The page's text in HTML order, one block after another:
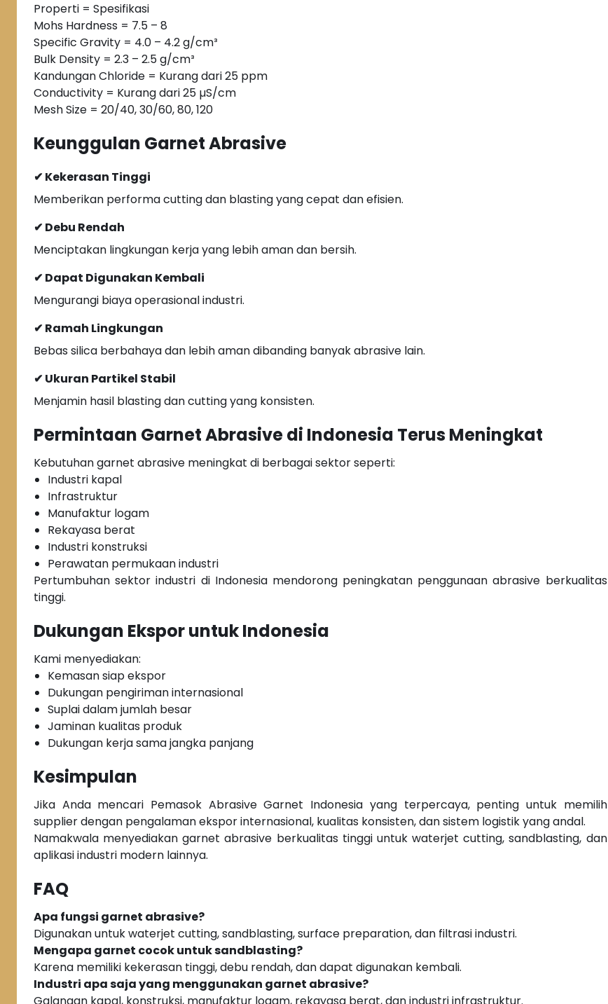
Properti = Spesifikasi
Mohs Hardness = 7.5 – 8
Specific Gravity = 4.0 – 4.2 g/cm³
Bulk Density = 2.3 – 2.5 g/cm³
Kandungan Chloride = Kurang dari 25 ppm
Conductivity = Kurang dari 25 µS/cm
Mesh Size = 20/40, 30/60, 80, 120
Keunggulan Garnet Abrasive
✔ Kekerasan Tinggi
Memberikan performa cutting dan blasting yang cepat dan efisien.
✔ Debu Rendah
Menciptakan lingkungan kerja yang lebih aman dan bersih.
✔ Dapat Digunakan Kembali
Mengurangi biaya operasional industri.
✔ Ramah Lingkungan
Bebas silica berbahaya dan lebih aman dibanding banyak abrasive lain.
✔ Ukuran Partikel Stabil
Menjamin hasil blasting dan cutting yang konsisten.
Permintaan Garnet Abrasive di Indonesia Terus Meningkat
Kebutuhan garnet abrasive meningkat di berbagai sektor seperti:
Industri kapal
Infrastruktur
Manufaktur logam
Rekayasa berat
Industri konstruksi
Perawatan permukaan industri
Pertumbuhan sektor industri di Indonesia mendorong peningkatan penggunaan abrasive berkualitas
tinggi.
Dukungan Ekspor untuk Indonesia
Kami menyediakan:
Kemasan siap ekspor
Dukungan pengiriman internasional
Suplai dalam jumlah besar
Jaminan kualitas produk
Dukungan kerja sama jangka panjang
Kesimpulan
Jika Anda mencari Pemasok Abrasive Garnet Indonesia yang terpercaya, penting untuk memilih
supplier dengan pengalaman ekspor internasional, kualitas konsisten, dan sistem logistik yang andal.
Namakwala menyediakan garnet abrasive berkualitas tinggi untuk waterjet cutting, sandblasting, dan
aplikasi industri modern lainnya.
FAQ
Apa fungsi garnet abrasive?
Digunakan untuk waterjet cutting, sandblasting, surface preparation, dan filtrasi industri.
Mengapa garnet cocok untuk sandblasting?
Karena memiliki kekerasan tinggi, debu rendah, dan dapat digunakan kembali.
Industri apa saja yang menggunakan garnet abrasive?